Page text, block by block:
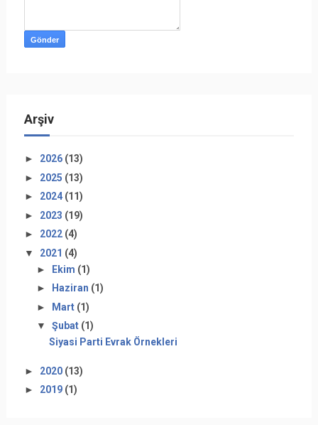
Arşiv
► 2026 (13)
► 2025 (13)
► 2024 (11)
► 2023 (19)
► 2022 (4)
▼ 2021 (4)
► Ekim (1)
►
Haziran (1)
► Mart (1)
▼ Şubat (1)
Siyasi Parti Evrak Örnekleri
► 2020 (13)
► 2019 (1)